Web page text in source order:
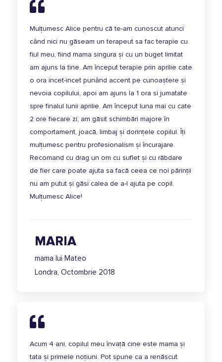
Mulțumesc Alice pentru că te-am cunoscut atunci
când nici nu găseam un terapeut sa fac terapie cu
fiul meu, fiind mama singura și cu un buget limitat
am ajuns la tine. Am început terapie prin aprilie cate
o ora incet-incet punând accent pe cunoaștere și
nevoia copilului, apoi am ajuns la 1 ora si jumatate
spre finalul lunii aprilie. Am început luna mai cu cate
2 ore fiecare zi; am găsit schimbări majore în
comportament, joacă, limbaj și dorințele copilul. Îți
mulțumesc pentru profesionalism și încurajare.
Recomand cu drag un om cu suflet și cu răbdare
de fier care poate ajuta sa facă ceea ce noi părinții
nu am putut și găsi calea de a-l ajuta pe copil.
Mulțumesc Alice!
MARIA
mama lui Mateo
Londra, Octombrie 2018
Acum 4 ani, copilul meu învață cine este mama și
tata și primele noțiuni. Pot spune ca a renăscut.